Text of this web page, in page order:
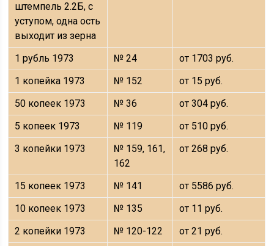
штемпель 2.2Б, с
уступом, одна ость
выходит из зерна
1 рубль 1973 № 24
от 1703 руб.
1 копейка 1973
№ 152
от 15 руб.
50 копеек 1973
№ 36
от 304 руб.
5 копеек 1973
№ 119
от 510 руб.
3 копейки 1973
№ 159, 161,
162
от 268 руб.
15 копеек 1973 № 141
от 5586 руб.
10 копеек 1973
№ 135
от 11 руб.
2 копейки 1973
№ 120-122
от 21 руб.